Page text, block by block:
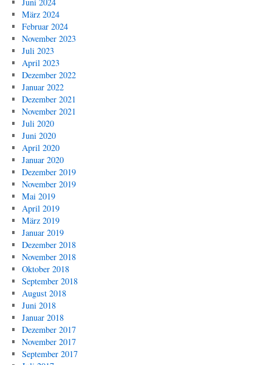
März 2024
Februar 2024
November 2023
Juli 2023
April 2023
Dezember 2022
Januar 2022
Dezember 2021
November 2021
Juli 2020
Juni 2020
April 2020
Januar 2020
Dezember 2019
November 2019
Mai 2019
April 2019
März 2019
Januar 2019
Dezember 2018
November 2018
Oktober 2018
September 2018
August 2018
Juni 2018
Januar 2018
Dezember 2017
November 2017
September 2017